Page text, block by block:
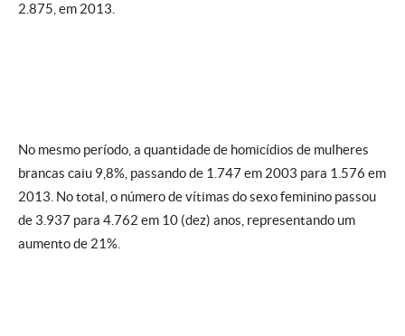
2.875, em 2013.
No mesmo período, a quantidade de homicídios de mulheres
brancas caiu 9,8%, passando de 1.747 em 2003 para 1.576 em
2013. No total, o número de vítimas do sexo feminino passou
de 3.937 para 4.762 em 10 (dez) anos, representando um
aumento de 21%.